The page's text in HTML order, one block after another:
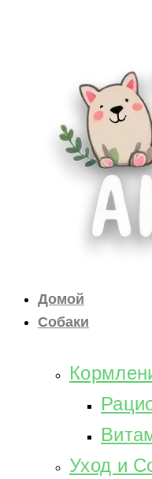
Домой
Собаки
Уход и